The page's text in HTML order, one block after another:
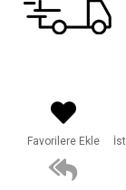
Favorilere Ekle